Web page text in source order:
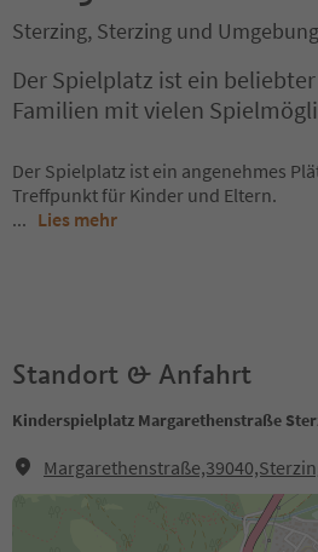
Sterzing, Sterzing und Umgebung
Der Spielplatz ist ein
Familien mit vielen
Der Spielplatz ist ein angenehmes
Treffpunkt für Kinder und Eltern.
... Lies mehr
Standort & Anfahrt
Kinderspielplatz Margarethenstraße